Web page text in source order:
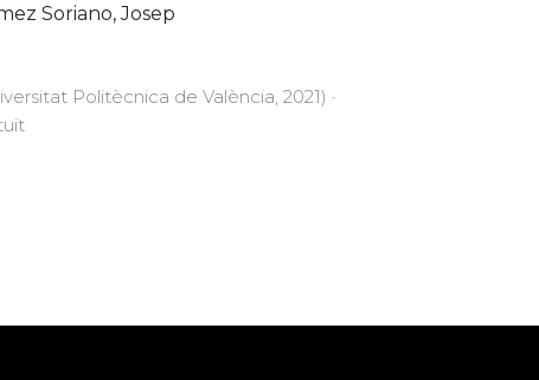
Soriano, Josep
Politècnica de València, 2021) ·